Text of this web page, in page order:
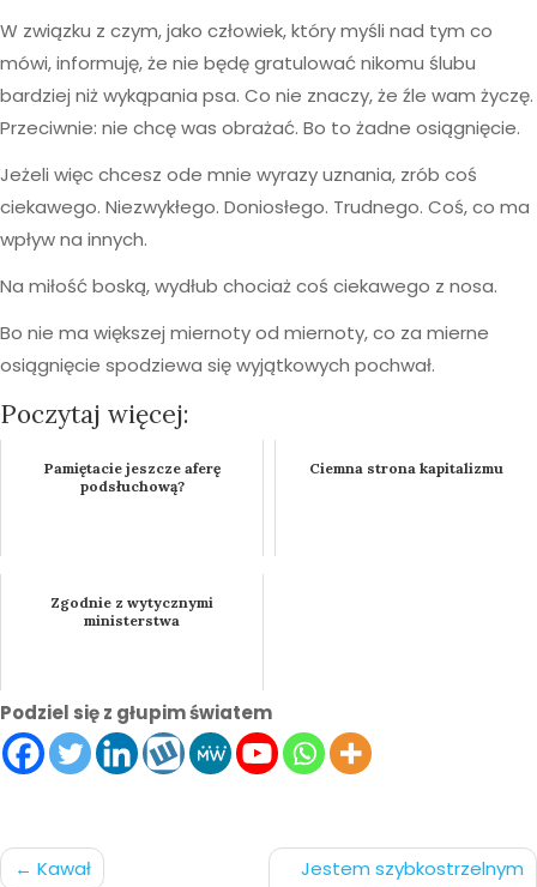
W związku z czym, jako człowiek, który myśli nad tym co
mówi, informuję, że nie będę gratulować nikomu ślubu
bardziej niż wykąpania psa. Co nie znaczy, że źle wam życzę.
Przeciwnie: nie chcę was obrażać. Bo to żadne osiągnięcie.
Jeżeli więc chcesz ode mnie wyrazy uznania, zrób coś
ciekawego. Niezwykłego. Doniosłego. Trudnego. Coś, co ma
wpływ na innych.
Na miłość boską, wydłub chociaż coś ciekawego z nosa.
Bo nie ma większej miernoty od miernoty, co za mierne
osiągnięcie spodziewa się wyjątkowych pochwał.
Poczytaj więcej:
Pamiętacie jeszcze aferę
podsłuchową?
Ciemna strona kapitalizmu
Zgodnie z wytycznymi
ministerstwa
Podziel się z głupim światem
Nawigacja
Kawał
Jestem szybkostrzelnym